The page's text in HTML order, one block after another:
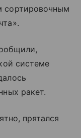
сортировочным
системе
ракет.
прятался